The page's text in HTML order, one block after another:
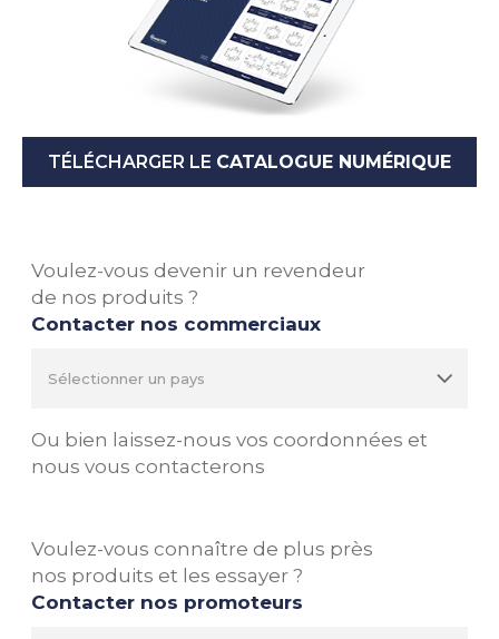
TÉLÉCHARGER LE CATALOGUE NUMÉRIQUE
Voulez-vous devenir un revendeur
de nos produits ?
Contacter nos commerciaux
Ou bien laissez-nous vos coordonnées et
nous vous contacterons
Voulez-vous connaître de plus près
nos produits et les essayer ?
Contacter nos promoteurs